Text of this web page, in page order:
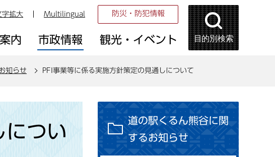
字拡大 Multilingual 防災・防犯情報
内 市政情報 観光・イベント 目的別検索
知らせ PFI事業等に係る実施方針策定の見通しについて
につい
道の駅くるん熊谷に関
するお知らせ